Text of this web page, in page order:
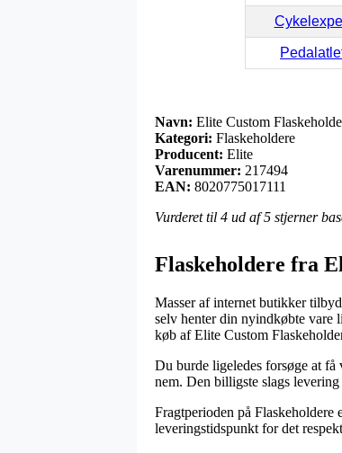
Navn: Elite Custom
Kategori: Flaskeholdere
Producent: Elite
Varenummer: 217494
EAN: 8020775017111
Vurderet til 4 ud af 5 stjerner
Flaskeholdere fra
Masser af internet butikker
selv henter din nyindkøbte vare
køb af Elite Custom
Du burde ligeledes forsøge at
nem. Den billigste slags
Fragtperioden på
leveringstidspunkt for det